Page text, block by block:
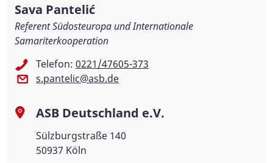
Sava Pantelić
Referent Südosteuropa und Internationale
Samariterkooperation
Telefon: 0221/47605-373
s.pantelic@asb.de
ASB Deutschland e.V.
Sülzburgstraße 140
50937 Köln